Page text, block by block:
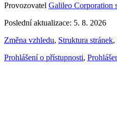
Provozovatel Galileo Corporation
Poslední aktualizace: 5. 8. 2026
Změna vzhledu, Struktura stránek,
Prohlášení o přístupnosti,